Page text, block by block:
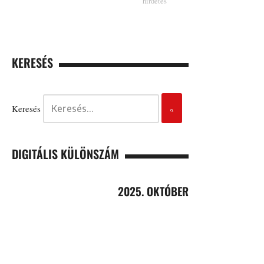
KERESÉS
Keresés
DIGITÁLIS KÜLÖNSZÁM
2025. OKTÓBER